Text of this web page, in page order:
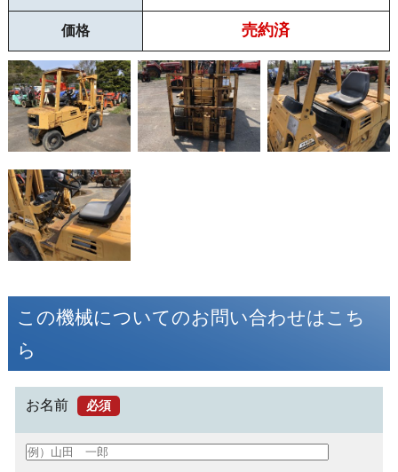
価格 売約済
この機械についてのお問い合わせはこち
ら
お名前 必須